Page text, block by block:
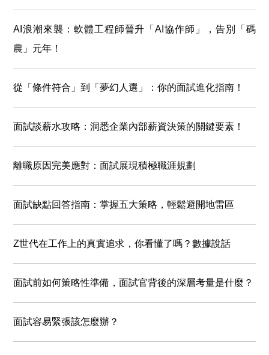
AI浪潮來襲：軟體工程師晉升「AI協作師」，告別「碼
農」元年！
從「條件符合」到「夢幻人選」：你的面試進化指南！
面試談薪水攻略：洞悉企業內部薪資決策的關鍵要素！
離職原因完美應對：面試展現積極職涯規劃
面試缺點回答指南：掌握五大策略，輕鬆避開地雷區
Z世代在工作上的真實追求，你看懂了嗎？數據說話
面試前如何策略性準備，面試官背後的深層考量是什麼？
面試容易緊張該怎麼辦？